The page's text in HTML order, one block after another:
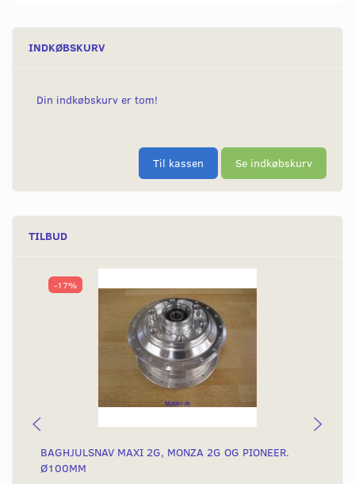
INDKØBSKURV
Din indkøbskurv er tom!
Til kassen Se indkøbskurv
TILBUD
-17%
BAGHJULSNAV MAXI 2G, MONZA 2G OG PIONEER.
Ø100MM